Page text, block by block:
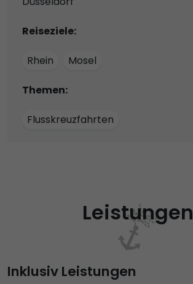
Reiseziele:
Rhein Mosel
Themen:
Flusskreuzfahrten
Leistungen
Inklusiv Leistungen